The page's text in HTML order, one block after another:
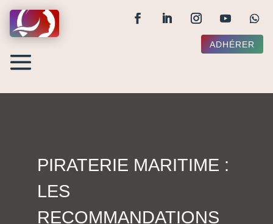
ADHÉRER
PIRATERIE MARITIME :
LES
RECOMMANDATIONS